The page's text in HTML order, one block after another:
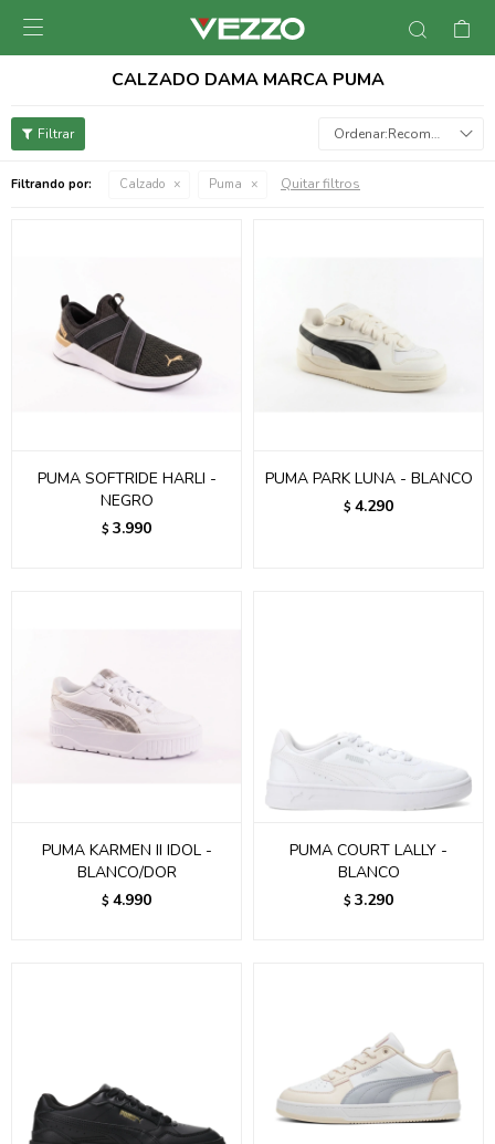

CALZADO DAMA MARCA PUMA
Recomendados
Filtrando por: Calzado Puma Quitar filtros
PUMA SOFTRIDE HARLI -
NEGRO
$ 3.990
PUMA PARK LUNA - BLANCO
$ 4.290
PUMA KARMEN II IDOL -
BLANCO/DOR
$ 4.990
PUMA COURT LALLY -
BLANCO
$ 3.290